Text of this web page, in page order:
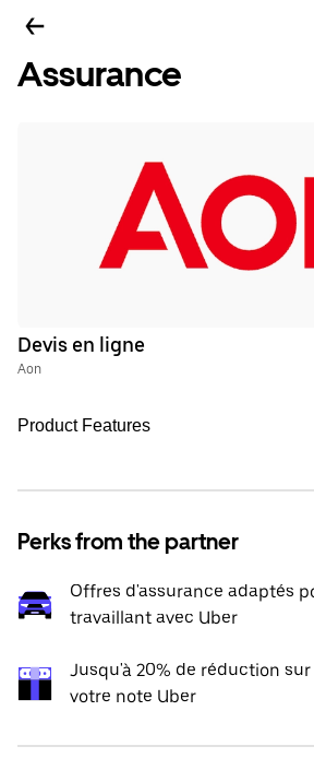
Assurance
Devis en ligne
Aon
Product Features
Perks from the partner
Offres d'assurance adaptés
travaillant avec Uber
Jusqu'à 20% de réduction
votre note Uber